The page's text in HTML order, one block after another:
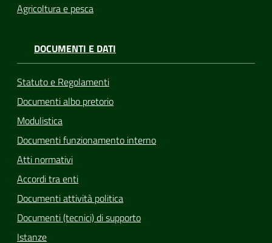
Agricoltura e pesca
DOCUMENTI E DATI
Statuto e Regolamenti
Documenti albo pretorio
Modulistica
Documenti funzionamento interno
Atti normativi
Accordi tra enti
Documenti attività politica
Documenti (tecnici) di supporto
Istanze